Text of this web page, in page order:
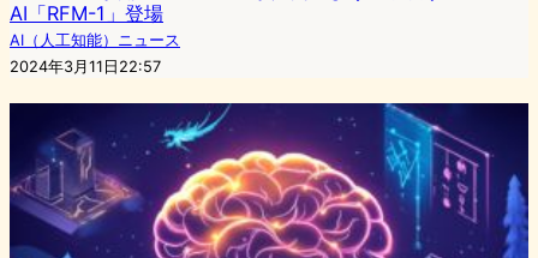
AI「RFM-1」登場
AI（人工知能）ニュース
2024年3月11日22:57